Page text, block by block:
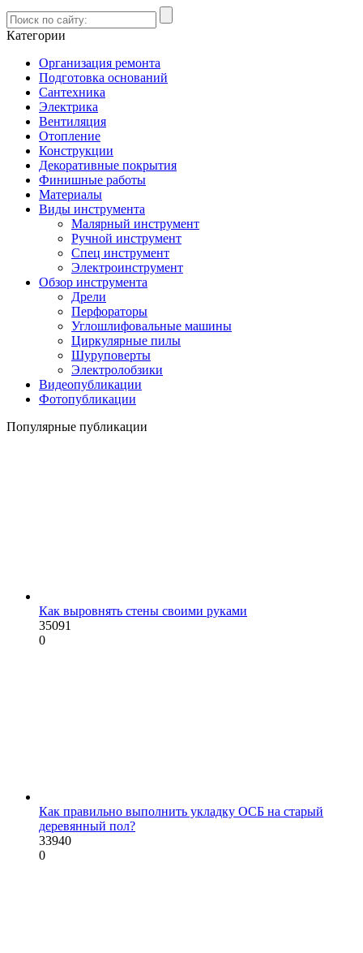
Категории
Организация ремонта
Подготовка оснований
Сантехника
Электрика
Вентиляция
Отопление
Конструкции
Декоративные покрытия
Финишные работы
Материалы
Виды инструмента
Малярный инструмент
Ручной инструмент
Спец инструмент
Электроинструмент
Обзор инструмента
Дрели
Перфораторы
Углошлифовальные машины
Циркулярные пилы
Шуруповерты
Электролобзики
Видеопубликации
Фотопубликации
Популярные публикации
Как выровнять стены своими руками
35091
0
Как правильно выполнить укладку ОСБ на старый
деревянный пол?
33940
0